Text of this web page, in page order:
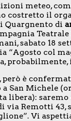
meteo,
costretto il
Quargnento di
Teatrale
sabato 18
“Agosto col
probabilmente,
però è
San Michele
libera): saremo
via Remotti 43,
Vi